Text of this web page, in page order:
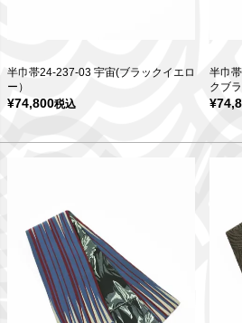
半巾帯24-237-03 宇宙(ブラックイエロ
ー）
¥74,800税込
半巾
クブラ
¥